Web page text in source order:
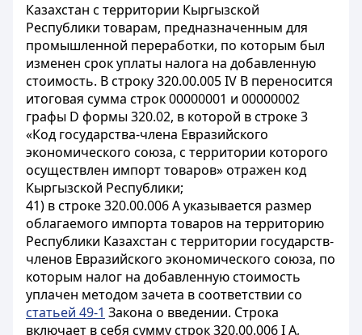
Казахстан с территории Кыргызской
Республики товарам, предназначенным для
промышленной переработки, по которым был
изменен срок уплаты налога на добавленную
стоимость. В строку 320.00.005 IV В переносится
итоговая сумма строк 00000001 и 00000002
графы D формы 320.02, в которой в строке 3
«Код государства-члена Евразийского
экономического союза, с территории которого
осуществлен импорт товаров» отражен код
Кыргызской Республики;
41) в строке 320.00.006 А указывается размер
облагаемого импорта товаров на территорию
Республики Казахстан с территории государств-
членов Евразийского экономического союза, по
которым налог на добавленную стоимость
уплачен методом зачета в соответствии со
статьей 49-1 Закона о введении. Строка
включает в себя сумму строк 320.00.006 I А,